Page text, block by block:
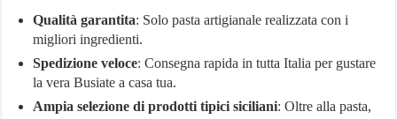
Qualità garantita: Solo pasta artigianale realizzata con i
migliori ingredienti.
Spedizione veloce: Consegna rapida in tutta Italia per gustare
la vera Busiate a casa tua.
Ampia selezione di prodotti tipici siciliani: Oltre alla pasta,